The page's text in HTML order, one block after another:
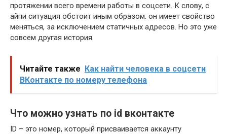
протяжении всего времени работы в соцсети. К слову, с
айпи ситуация обстоит иным образом: он имеет свойство
меняться, за исключением статичных адресов. Но это уже
совсем другая история.
Читайте также Как найти человека в соцсети
ВКонтакте по номеру телефона
Что можно узнать по id вконтакте
ID – это номер, который присваивается аккаунту